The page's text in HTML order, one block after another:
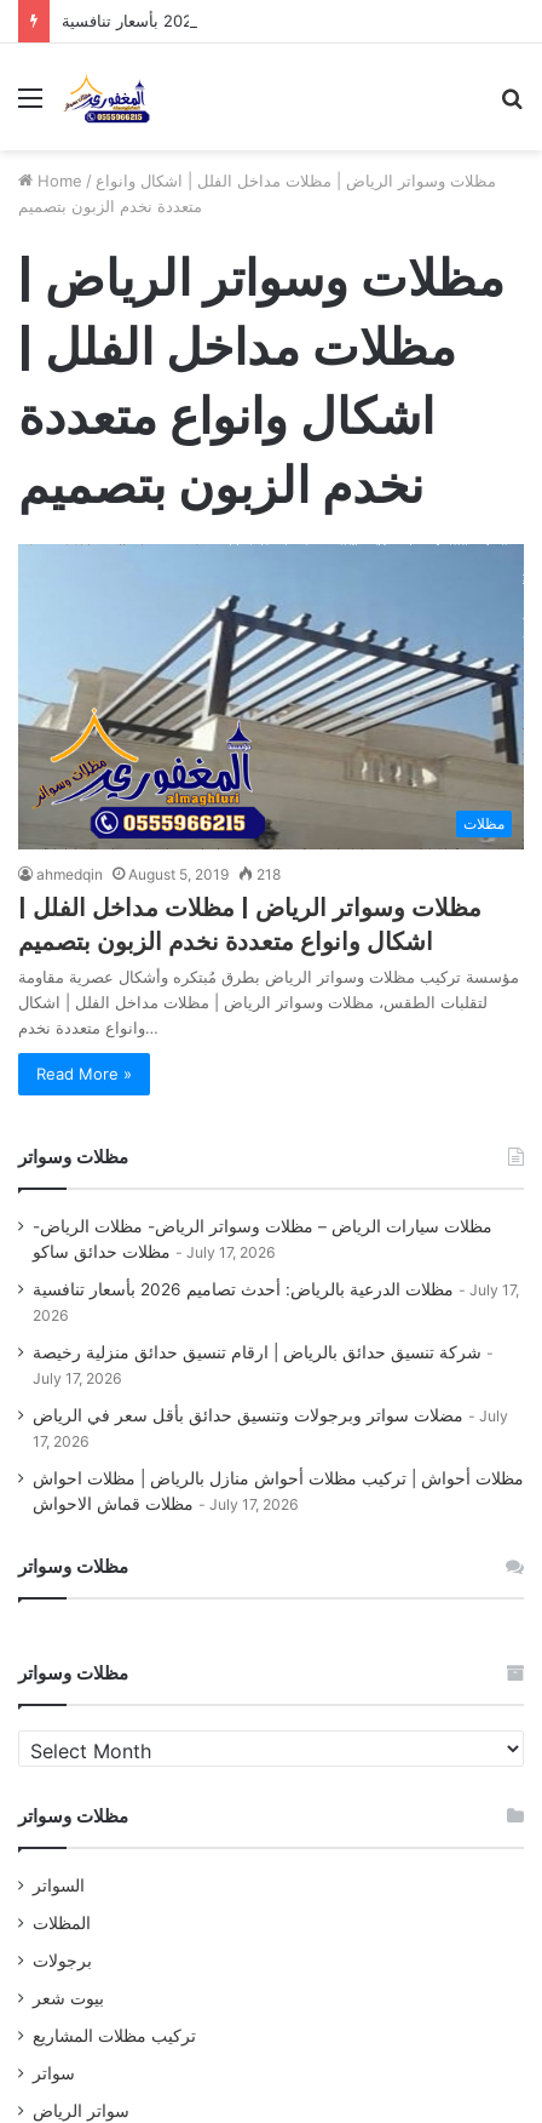
Menu
Home / مظلات وسواتر الرياض | مظلات مداخل الفلل | اشكال وانواع
متعددة نخدم الزبون بتصميم
مظلات وسواتر الرياض |
مظلات مداخل الفلل |
اشكال وانواع متعددة
نخدم الزبون بتصميم
مظلات
ahmedqin August 5, 2019 218
مظلات وسواتر الرياض | مظلات مداخل الفلل |
اشكال وانواع متعددة نخدم الزبون بتصميم
مؤسسة تركيب مظلات وسواتر الرياض بطرق مُبتكره وأشكال عصرية مقاومة
لتقلبات الطقس، مظلات وسواتر الرياض | مظلات مداخل الفلل | اشكال
وانواع متعددة نخدم…
Read More »
مظلات وسواتر
مظلات سيارات الرياض – مظلات وسواتر الرياض- مظلات الرياض-
مظلات حدائق ساكو
July 17, 2026
مظلات الدرعية بالرياض: أحدث تصاميم 2026 بأسعار تنافسية
July 17,
2026
شركة تنسيق حدائق بالرياض | ارقام تنسيق حدائق منزلية رخيصة
July 17, 2026
مضلات سواتر وبرجولات وتنسيق حدائق بأقل سعر في الرياض
July
17, 2026
مظلات أحواش | تركيب مظلات أحواش منازل بالرياض | مظلات احواش
مظلات قماش الاحواش
July 17, 2026
مظلات وسواتر
مظلات وسواتر
مظلات
وسواتر
مظلات وسواتر
السواتر
المظلات
برجولات
بيوت شعر
تركيب مظلات المشاريع
سواتر
سواتر الرياض